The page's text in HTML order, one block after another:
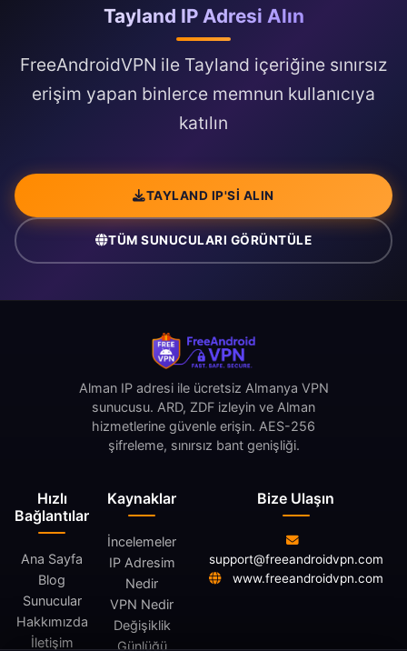
Tayland IP Adresi Alın
FreeAndroidVPN ile Tayland içeriğine sınırsız
erişim yapan binlerce memnun kullanıcıya
katılın
TAYLAND IP'SI ALIN
TÜM SUNUCULARI GÖRÜNTÜLE
Hızlı
Bağlantılar
Ana Sayfa
Blog
Sunucular
Hakkımızda
İletişim
Kaynaklar
İncelemeler
IP Adresim
Nedir
VPN Nedir
Değişiklik
Günlüğü
Alman IP adresi ile ücretsiz Almanya VPN
sunucusu. ARD, ZDF izleyin ve Alman
hizmetlerine güvenle erişin. AES-256
şifreleme, sınırsız bant genişliği.
Bize Ulaşın
support@freeandroidvpn.com
www.freeandroidvpn.com